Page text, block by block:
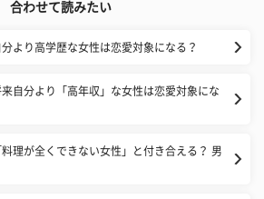
合わせて読みたい
より高学歴な女性は恋愛対象になる？
自分より「高年収」な女性は恋愛対象にな
理が全くできない女性」と付き合える？ 男